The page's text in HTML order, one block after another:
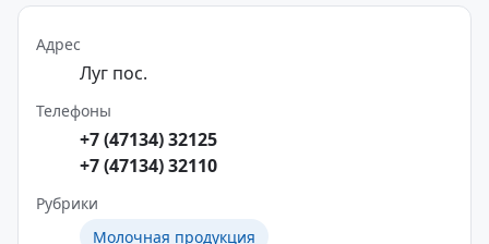
Адрес
Луг пос.
Телефоны
+7 (47134) 32125
+7 (47134) 32110
Рубрики
Молочная продукция